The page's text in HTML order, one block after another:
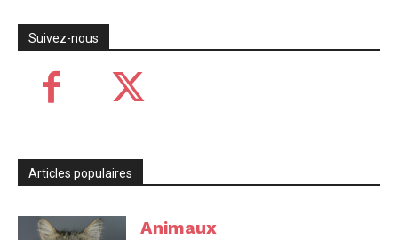
Suivez-nous
Articles populaires
Animaux